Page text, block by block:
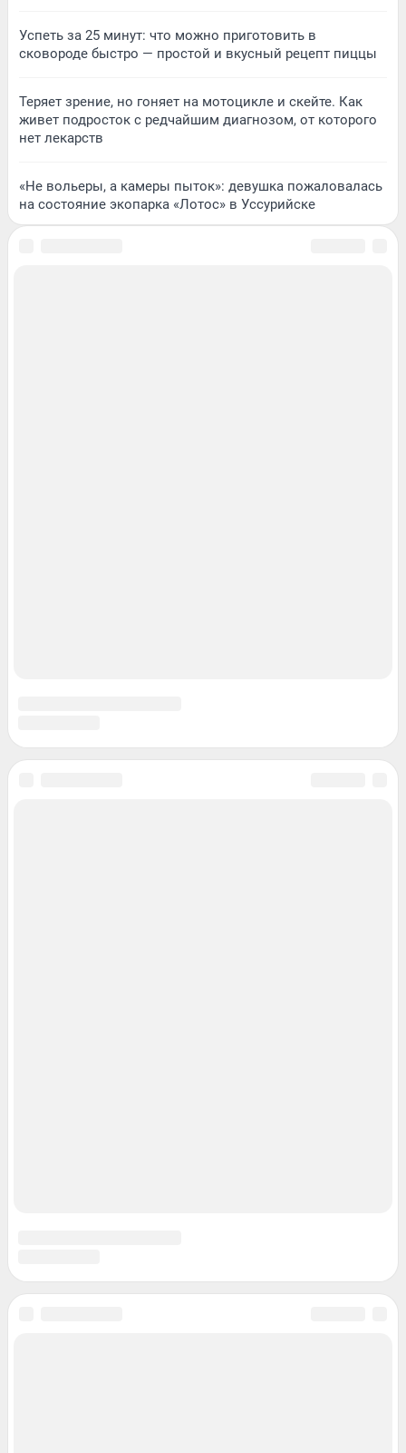
Успеть за 25 минут: что можно приготовить в
сковороде быстро — простой и вкусный рецепт пиццы
Теряет зрение, но гоняет на мотоцикле и скейте. Как
живет подросток с редчайшим диагнозом, от которого
нет лекарств
«Не вольеры, а камеры пыток»: девушка пожаловалась
на состояние экопарка «Лотос» в Уссурийске